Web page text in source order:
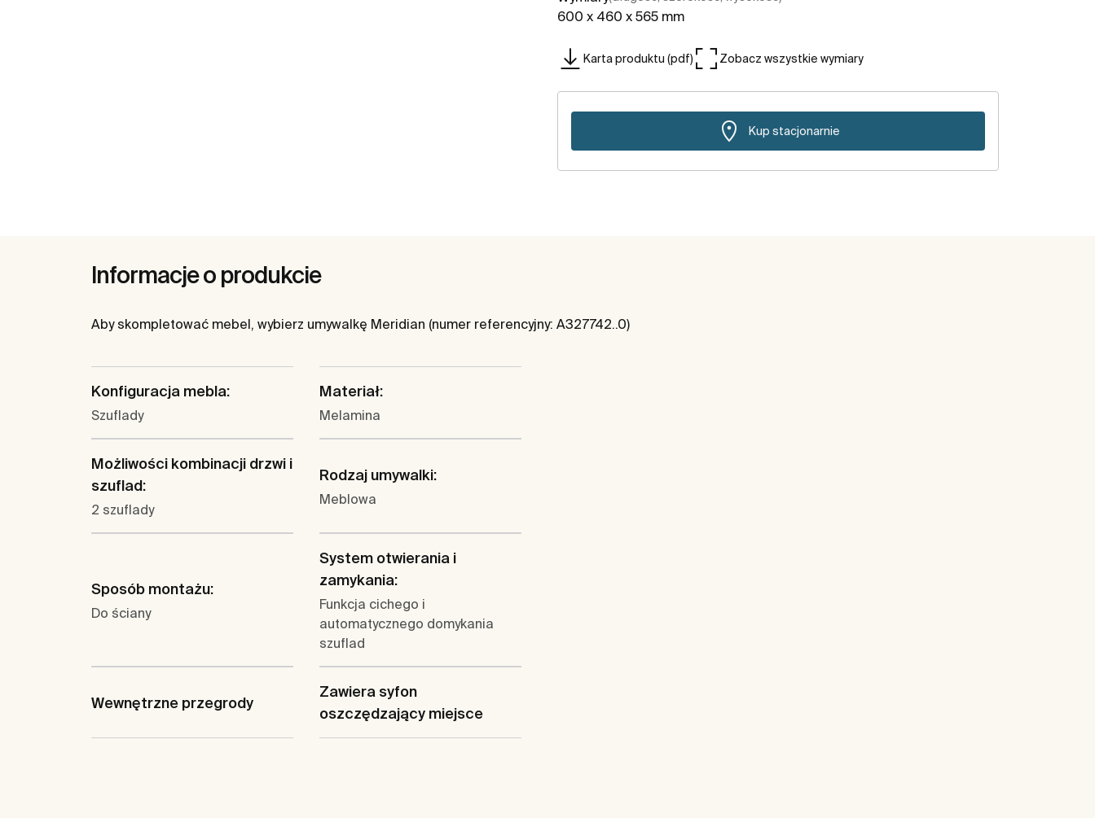
600 x 460 x 565 mm
Karta produktu (pdf) Zobacz wszystkie wymiary
Kup stacjonarnie
Informacje o produkcie
Aby skompletować mebel, wybierz umywalkę Meridian (numer referencyjny: A327742..0)
Konfiguracja mebla:
Szuflady
Materiał:
Melamina
Możliwości kombinacji drzwi i
szuflad:
2 szuflady
Rodzaj umywalki:
Meblowa
Sposób montażu:
Do ściany
System otwierania i
zamykania:
Funkcja cichego i
automatycznego domykania
szuflad
Wewnętrzne przegrody
Zawiera syfon
oszczędzający miejsce